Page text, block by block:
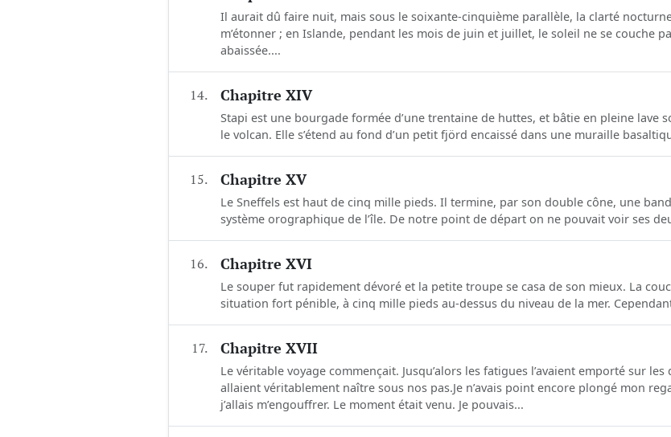
Il aurait dû faire nuit, mais sous le soixante-cinquième parallèle, la clarté
m’étonner ; en Islande, pendant les mois de juin et juillet, le soleil ne se couche
abaissée....
14. Chapitre XIV
Stapi est une bourgade formée d’une trentaine de huttes, et bâtie en pleine lave
le volcan. Elle s’étend au fond d’un petit fjörd encaissé dans une muraille
15. Chapitre XV
Le Sneffels est haut de cinq mille pieds. Il termine, par son double cône, une
système orographique de l’île. De notre point de départ on ne pouvait voir ses
16. Chapitre XVI
Le souper fut rapidement dévoré et la petite troupe se casa de son mieux. La
situation fort pénible, à cinq mille pieds au-dessus du niveau de la mer.
17. Chapitre XVII
Le véritable voyage commençait. Jusqu’alors les fatigues l’avaient emporté sur
allaient véritablement naître sous nos pas.Je n’avais point encore plongé mon
j’allais m’engouffrer. Le moment était venu. Je pouvais...